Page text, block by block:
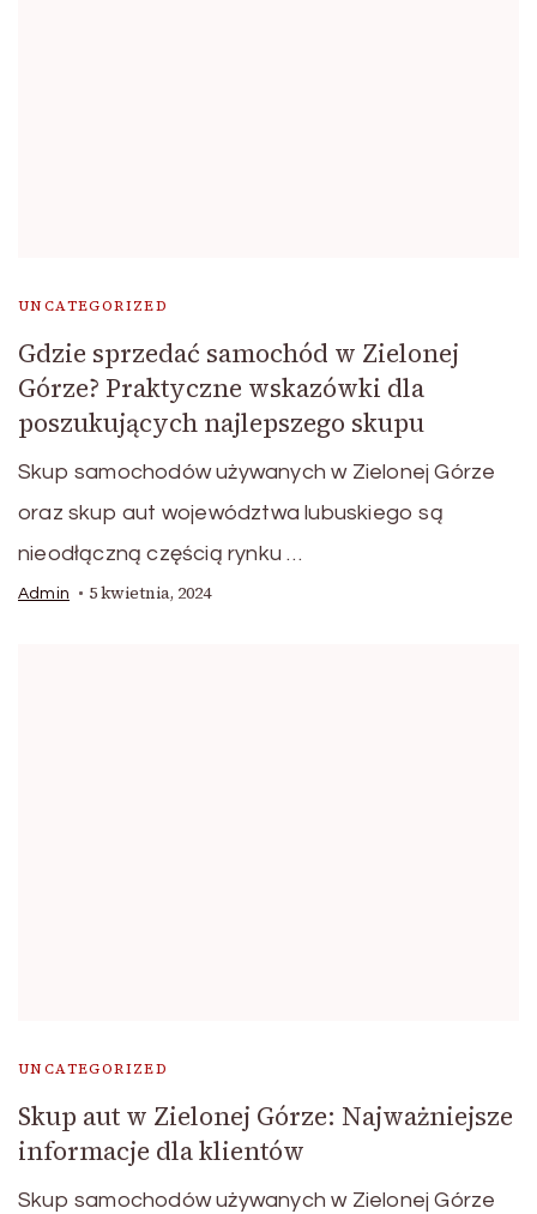
UNCATEGORIZED
Gdzie sprzedać samochód w Zielonej
Górze? Praktyczne wskazówki dla
poszukujących najlepszego skupu
Skup samochodów używanych w Zielonej Górze
oraz skup aut województwa lubuskiego są
nieodłączną częścią rynku …
Admin 5 kwietnia, 2024
UNCATEGORIZED
Skup aut w Zielonej Górze: Najważniejsze
informacje dla klientów
Skup samochodów używanych w Zielonej Górze